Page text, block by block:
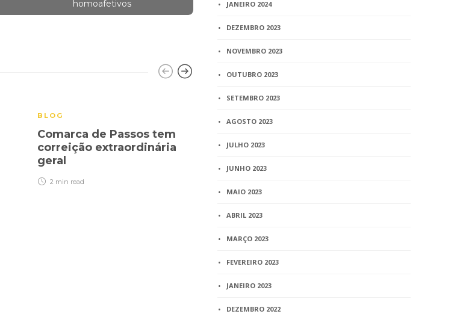
homoafetivos
BLOG
Comarca de Passos tem
correição extraordinária
geral
2 min read
registro civil para inclusão
JANEIRO 2024
DEZEMBRO 2023
NOVEMBRO 2023
OUTUBRO 2023
SETEMBRO 2023
AGOSTO 2023
JULHO 2023
JUNHO 2023
MAIO 2023
ABRIL 2023
MARÇO 2023
FEVEREIRO 2023
JANEIRO 2023
DEZEMBRO 2022